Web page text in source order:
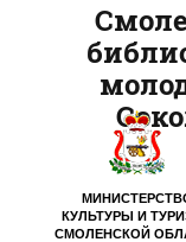
КУЛЬТУРЫ И
СМОЛЕНСКОЙ